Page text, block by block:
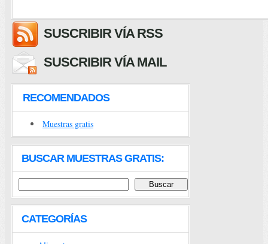
SUSCRIBIR VÍA RSS
SUSCRIBIR VÍA MAIL
RECOMENDADOS
Muestras gratis
BUSCAR MUESTRAS GRATIS:
CATEGORÍAS